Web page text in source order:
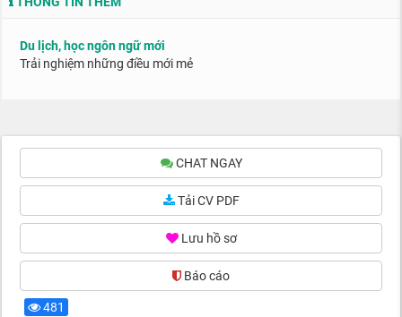
Du lịch, học ngôn ngữ mới
Trải nghiệm những điều mới mẻ
CHAT NGAY
Tải CV PDF
Lưu hồ sơ
Báo cáo
481